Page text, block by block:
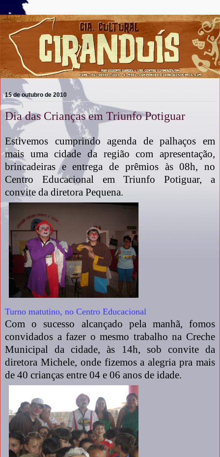
15 de outubro de 2010
Dia das Crianças em Triunfo Potiguar
Estivemos cumprindo agenda de palhaços em
mais uma cidade da região com apresentação,
brincadeiras e entrega de prêmios às 08h, no
Centro Educacional em Triunfo Potiguar, a
convite da diretora Pequena.
Turno matutino, no Centro Educacional
Com o sucesso alcançado pela manhã, fomos
convidados a fazer o mesmo trabalho na Creche
Municipal da cidade, às 14h, sob convite da
diretora Michele, onde fizemos a alegria pra mais
de 40 crianças entre 04 e 06 anos de idade.